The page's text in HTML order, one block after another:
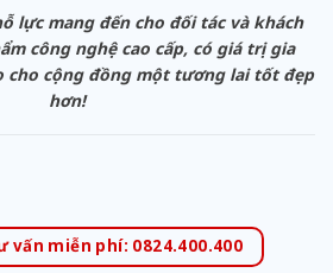
lực mang đến cho đối tác và khách
công nghệ cao cấp, có giá trị gia
cho cộng đồng một tương lai tốt đẹp
hơn!
vấn miễn phí: 0824.400.400